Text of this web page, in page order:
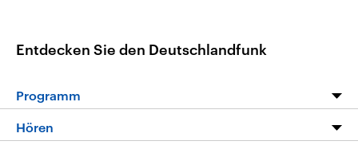
Entdecken Sie den Deutschlandfunk
Programm
Programm
Hören